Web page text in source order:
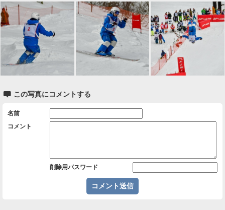
 この写真にコメントする
名前
コメント
削除用パスワード